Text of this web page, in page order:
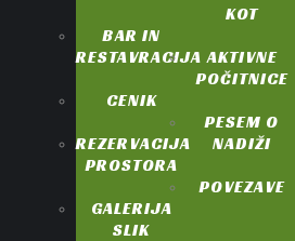
BAR IN
RESTAVRACIJA
CENIK
REZERVACIJA
PROSTORA
GALERIJA
SLIK
KOT
AKTIVNE
POČITNICE
PESEM O
NADIŽI
POVEZAVE